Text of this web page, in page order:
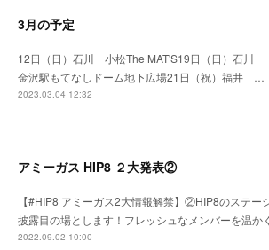
3月の予定
12日（日）石川 小松The MAT'S19日（日）石川
金沢駅もてなしドーム地下広場21日（祝）福井 …
2023.03.04 12:32
アミーガス HIP8 ２大発表②
【#HIP8 アミーガス2大情報解禁】②HIP8のステー
披露目の場とします！フレッシュなメンバーを温
2022.09.02 10:00